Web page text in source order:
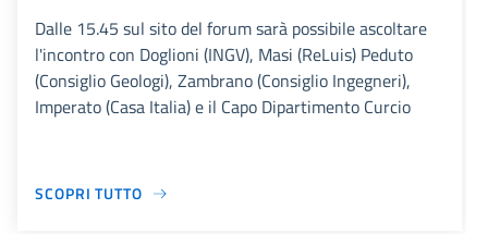
Dalle 15.45 sul sito del forum sarà possibile ascoltare
l'incontro con Doglioni (INGV), Masi (ReLuis) Peduto
(Consiglio Geologi), Zambrano (Consiglio Ingegneri),
Imperato (Casa Italia) e il Capo Dipartimento Curcio
SCOPRI TUTTO